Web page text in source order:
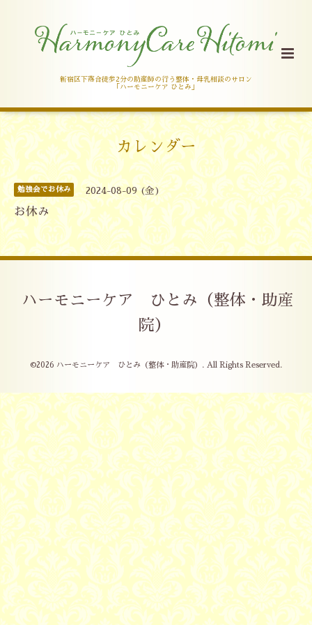
新宿区下落合徒歩2分の助産師の行う整体・母乳相談のサロン
「ハーモニーケア ひとみ」
カレンダー
勉強会でお休み 2024-08-09 (金)
お休み
ハーモニーケア ひとみ（整体・助産
院）
©2026 ハーモニーケア ひとみ（整体・助産院） . All Rights Reserved.